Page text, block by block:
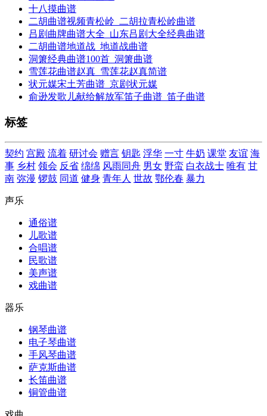
十八摸曲谱
二胡曲谱视频青松岭_二胡拉青松岭曲谱
吕剧曲牌曲谱大全_山东吕剧大全经典曲谱
二胡曲谱地道战_地道战曲谱
洞箫经典曲谱100首_洞箫曲谱
雪莲花曲谱赵真_雪莲花赵真简谱
状元媒宋土芳曲谱_京剧状元媒
俞逊发歌儿献给解放军笛子曲谱_笛子曲谱
标签
契约 宫殿 流着 研讨会 赠言 钥匙 浮华 一寸 牛奶 课堂 友谊 海
事 乡村 领会 反省 绵绵 风雨同舟 男女 野蛮 白衣战士 唯有 甘
南 弥漫 锣鼓 同道 健身 青年人 世故 鄂伦春 暴力
声乐
通俗谱
儿歌谱
合唱谱
民歌谱
美声谱
戏曲谱
器乐
钢琴曲谱
电子琴曲谱
手风琴曲谱
萨克斯曲谱
长笛曲谱
铜管曲谱